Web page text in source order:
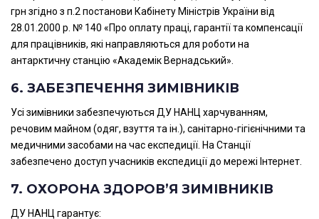
грн згідно з п.2 постанови Кабінету Міністрів України від
28.01.2000 р. № 140 «Про оплату праці, гарантії та компенсації
для працівників, які направляються для роботи на
антарктичну станцію «Академік Вернадський».
6. ЗАБЕЗПЕЧЕННЯ ЗИМІВНИКІВ
Усі зимівники забезпечуються ДУ НАНЦ харчуванням,
речовим майном (одяг, взуття та ін.), санітарно-гігієнічними та
медичними засобами на час експедиції. На Станції
забезпечено доступ учасників експедиції до мережі Інтернет.
7. ОХОРОНА ЗДОРОВ’Я ЗИМІВНИКІВ
ДУ НАНЦ гарантує: